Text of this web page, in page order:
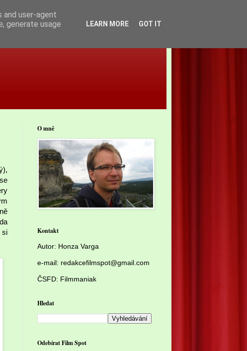
si
O mně
Kontakt
Autor: Honza Varga
e-mail: redakcefilmspot@gmail.com
ČSFD: Filmmaniak
Hledat
Odebírat Film Spot
and user-agent
generate usage
LEARN MORE GOT IT